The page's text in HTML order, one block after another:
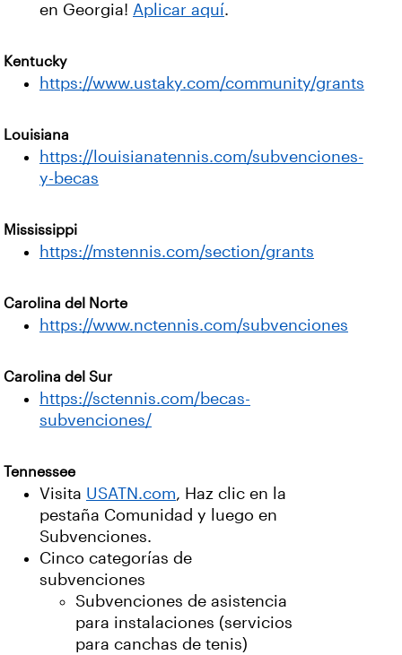
en Georgia! Aplicar aquí.
Kentucky
https://www.ustaky.com/community/grants
Louisiana
https://louisianatennis.com/subvenciones-
y-becas
Mississippi
https://mstennis.com/section/grants
Carolina del Norte
https://www.nctennis.com/subvenciones
Carolina del Sur
https://sctennis.com/becas-
subvenciones/
Tennessee
Visita USATN.com, Haz clic en la
pestaña Comunidad y luego en
Subvenciones.
Cinco categorías de
subvenciones
Subvenciones de asistencia
para instalaciones (servicios
para canchas de tenis)